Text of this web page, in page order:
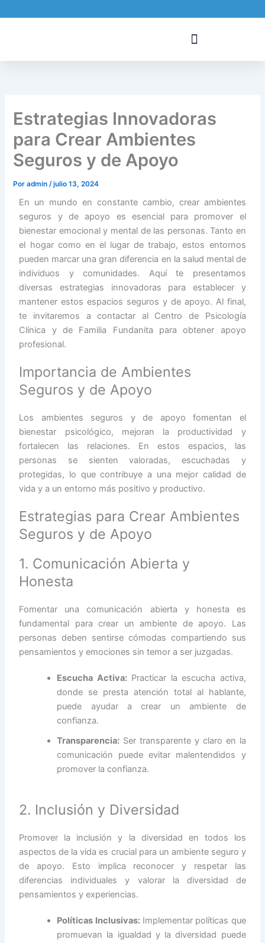
al
Estrategias Innovadoras
para Crear Ambientes
Seguros y de Apoyo
Poradmin/julio 13, 2024
En un mundo en constante cambio, crear ambientes
seguros y de apoyo es esencial para promover el
bienestar emocional y mental de las personas. Tanto en
el hogar como en el lugar de trabajo, estos entornos
pueden marcar una gran diferencia en la salud mental de
individuos y comunidades. Aquí te presentamos
diversas estrategias innovadoras para establecer y
mantener estos espacios seguros y de apoyo. Al final,
te invitaremos a contactar al Centro de Psicología
Clínica y de Familia Fundanita para obtener apoyo
profesional.
Importancia de Ambientes
Seguros y de Apoyo
Los ambientes seguros y de apoyo fomentan el
bienestar psicológico, mejoran la productividad y
fortalecen las relaciones. En estos espacios, las
personas se sienten valoradas, escuchadas y
protegidas, lo que contribuye a una mejor calidad de
vida y a un entorno más positivo y productivo.
Estrategias para Crear Ambientes
Seguros y de Apoyo
1. Comunicación Abierta y
Honesta
Fomentar una comunicación abierta y honesta es
fundamental para crear un ambiente de apoyo. Las
personas deben sentirse cómodas compartiendo sus
pensamientos y emociones sin temor a ser juzgadas.
Escucha Activa:Practicar la escucha activa,
donde se presta atención total al hablante,
puede ayudar a crear un ambiente de
confianza.
Transparencia: Ser transparente y claro en la
comunicación puede evitar malentendidos y
promover la confianza.
2. Inclusión y Diversidad
Promover la inclusión y la diversidad en todos los
aspectos de la vida es crucial para un ambiente seguro y
de apoyo. Esto implica reconocer y respetar las
diferencias individuales y valorar la diversidad de
pensamientos y experiencias.
Políticas Inclusivas:Implementar políticas que
promuevan la igualdad y la diversidad puede